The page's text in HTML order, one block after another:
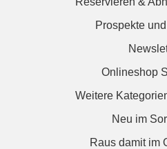
Prospekte
Onlineshop
Weitere
Neu im
Raus damit im